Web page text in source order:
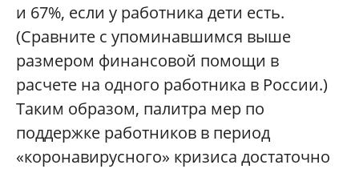
и 67%, если у работника дети есть.
(Сравните с упоминавшимся выше
размером финансовой помощи в
расчете на одного работника в России.)
Таким образом, палитра мер по
поддержке работников в период
«коронавирусного» кризиса достаточно